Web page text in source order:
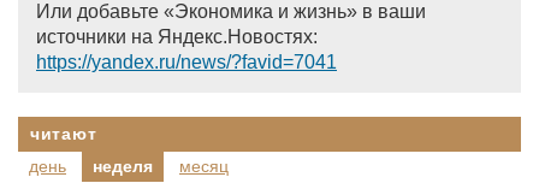
Или добавьте «Экономика и жизнь» в ваши
источники на Яндекс.Новостях:
https://yandex.ru/news/?favid=7041
читают
день
неделя месяц